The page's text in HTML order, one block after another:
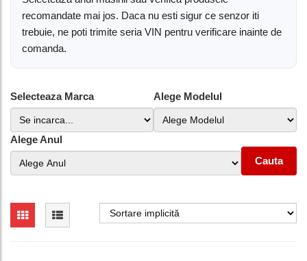
recomandate mai jos. Daca nu esti sigur ce senzor iti
trebuie, ne poti trimite seria VIN pentru verificare inainte de
comanda.
Selecteaza Marca Alege Modelul
Alege Anul
Cauta